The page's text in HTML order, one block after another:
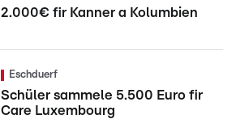
2.000€ fir Kanner a Kolumbien
Eschduerf
Schüler sammele 5.500 Euro fir
Care Luxembourg